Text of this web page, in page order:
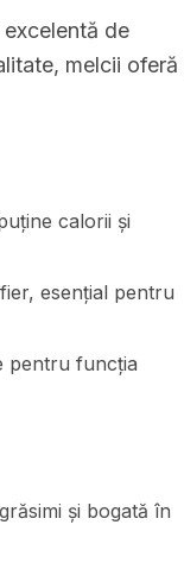
de
melcii oferă
calorii și
esențial pentru
pentru funcția
și bogată în